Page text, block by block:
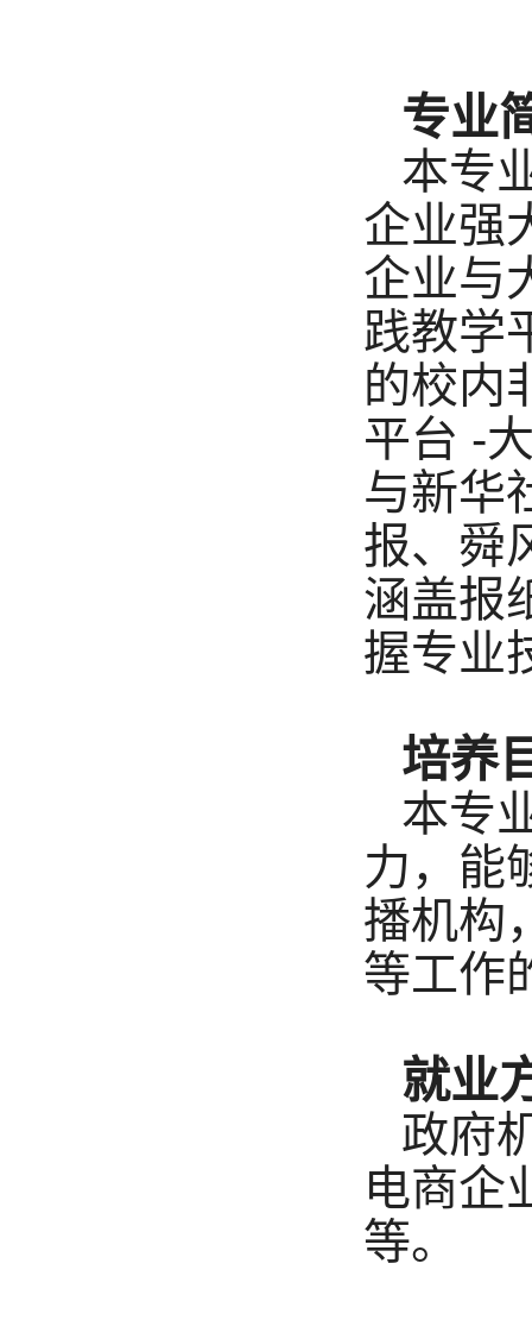
专业
本专
企业强
企业与
践教学
的校内
平台 -
与新华
报、舜
涵盖报
握专业
培养
本专
力，能
播机构
等工作
就业
政府
电商企
等。